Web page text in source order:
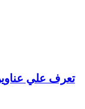
تعرف علي